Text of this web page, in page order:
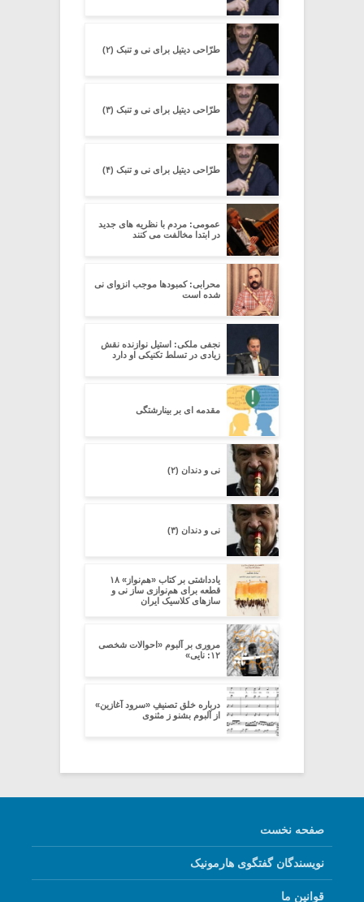
طرّاحی دیتیل برای نی و تنبک (۲)
طرّاحی دیتیل برای نی و تنبک (۳)
طرّاحی دیتیل برای نی و تنبک (۴)
عمومی: مردم با نظریه های جدید
در ابتدا مخالفت می کنند
محرابی: کمبودها موجب انزوای نی
شده است
نجفی ملکی: استیل نوازنده نقش
زیادی در تسلط تکنیکی او دارد
مقدمه ای بر بینارشتگی
نی و دندان (۲)
نی و دندان (۳)
یادداشتی بر کتاب «هم‌نواز» ۱۸
قطعه برای هم‌نوازی ساز نی و
سازهای کلاسیک ایران
مروری بر آلبوم «احوالات شخصی
۱۲: نایی»
درباره خلق تصنیفِ «سرود آغازین»
از آلبوم بشنو ز مثنوی
صفحه نخست
نویسندگان گفتگوی هارمونیک
قوانین ما